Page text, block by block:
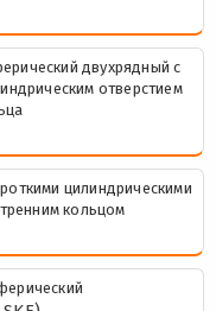
двухрядный с
отверстием
цилиндрическими
кольцом